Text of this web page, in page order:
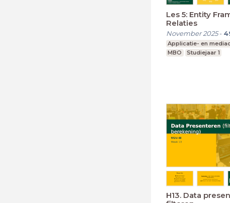
Les 5: Entity
Relaties
November 2025-
Applicatie- en
MBO
Studiejaar 1
H13. Data